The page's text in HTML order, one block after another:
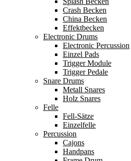
Crash Becken
China Becken
Effektbecken
Electronic Drums
Electronic Percussion
Einzel Pads
Trigger Module
Trigger Pedale
Snare Drums
Metall Snares
Holz Snares
Felle
Fell-Sätze
Einzelfelle
Percussion
Cajons
Handpans